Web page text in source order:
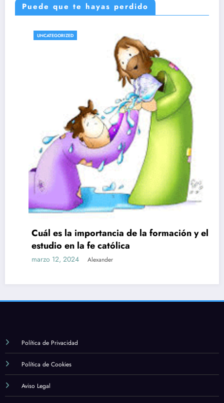
Puede que te hayas perdido
UNCATEGORIZED
Cuál es la importancia de la formación y el
estudio en la fe católica
marzo 12, 2024 Alexander
Política de Privacidad
Política de Cookies
Aviso Legal